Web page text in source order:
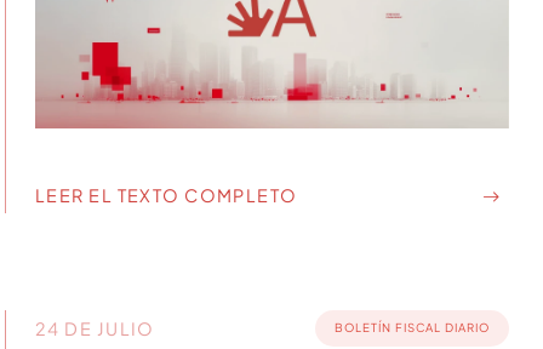
LEER EL TEXTO COMPLETO
24 DE JULIO BOLETÍN FISCAL DIARIO